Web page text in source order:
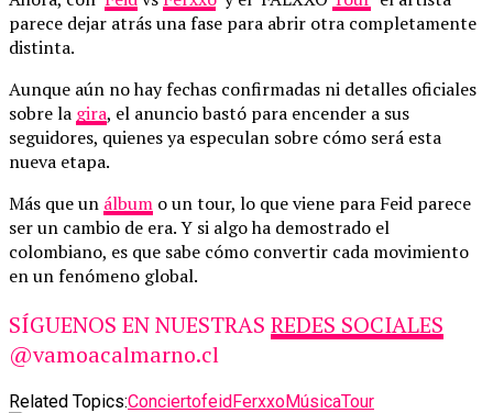
parece dejar atrás una fase para abrir otra completamente
distinta.
Aunque aún no hay fechas confirmadas ni detalles oficiales
sobre la gira, el anuncio bastó para encender a sus
seguidores, quienes ya especulan sobre cómo será esta
nueva etapa.
Más que un álbum o un tour, lo que viene para Feid parece
ser un cambio de era. Y si algo ha demostrado el
colombiano, es que sabe cómo convertir cada movimiento
en un fenómeno global.
SÍGUENOS EN NUESTRAS REDES SOCIALES
@vamoacalmarno.cl
Related Topics:ConciertofeidFerxxoMúsicaTour